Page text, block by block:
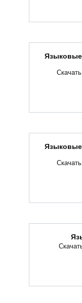
Языковые
Языковые